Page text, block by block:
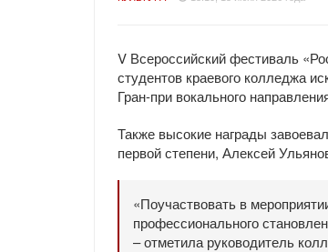
V Всероссийский фестиваль
студентов краевого колледжа
Гран-при вокального
Также высокие награды
первой степени, Алексей
«Поучаствовать в
профессионального
– отметила руководитель